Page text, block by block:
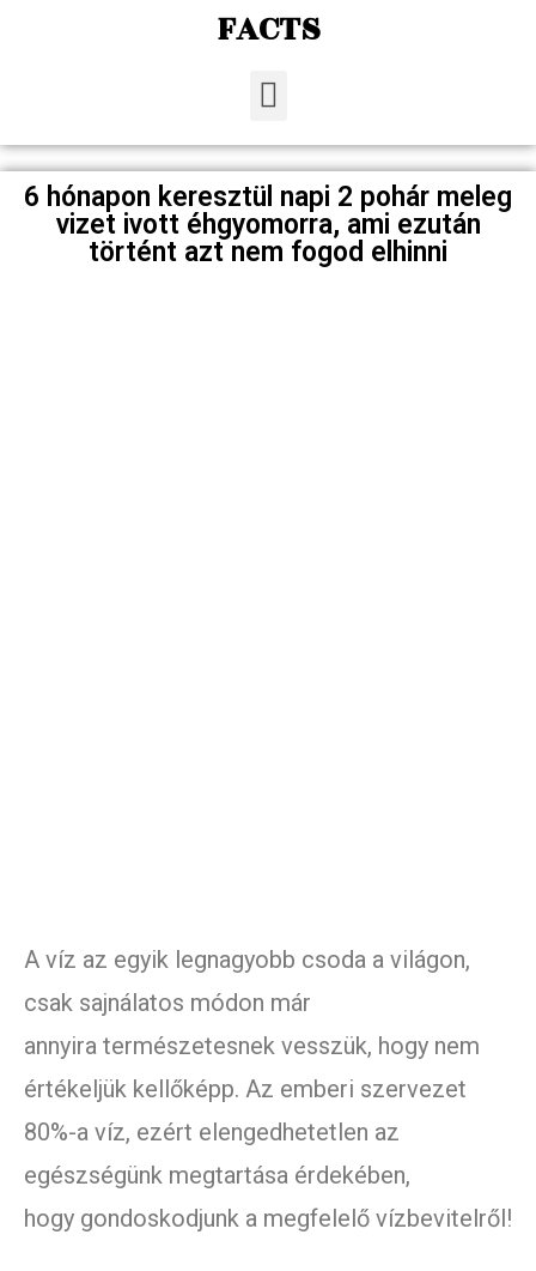
FACTS
6 hónapon keresztül napi 2 pohár meleg
vizet ivott éhgyomorra, ami ezután
történt azt nem fogod elhinni
A víz az egyik legnagyobb csoda a világon,
csak sajnálatos módon már
annyira természetesnek vesszük, hogy nem
értékeljük kellőképp. Az emberi szervezet
80%-a víz, ezért elengedhetetlen az
egészségünk megtartása érdekében,
hogy gondoskodjunk a megfelelő vízbevitelről!